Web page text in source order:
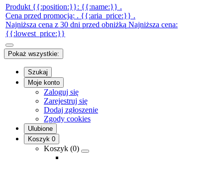
Produkt {{:position:}}: {{:name:}} .
Cena przed promocją: . {{:aria_price:}} .
Najniższa cena z 30 dni przed obniżką Najniższa cena:
{{:lowest_price:}}
Pokaż wszystkie:
Szukaj
Moje konto
Zaloguj się
Zarejestruj się
Dodaj zgłoszenie
Zgody cookies
Ulubione
Koszyk 0
Koszyk (0)